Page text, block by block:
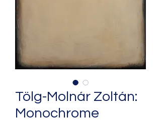
Tölg-Molnár Zoltán:
Monochrome